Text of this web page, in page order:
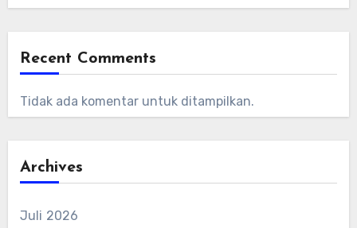
Recent Comments
Tidak ada komentar untuk ditampilkan.
Archives
Juli 2026